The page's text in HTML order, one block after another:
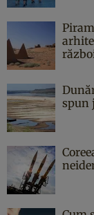
spun